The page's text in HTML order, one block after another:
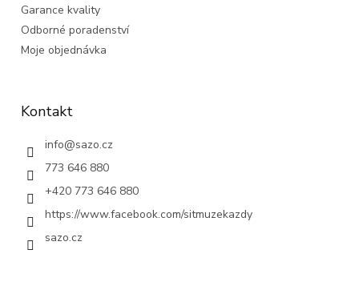
Garance kvality
Odborné poradenství
Moje objednávka
Kontakt
info@sazo.cz
773 646 880
+420 773 646 880
https://www.facebook.com/sitmuzekazdy
sazo.cz